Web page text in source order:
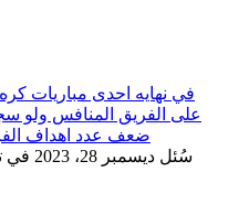
في نهايه احدى مباريات
على الفريق المنافس ولو
ضعف عدد اهداف
سُئل ديسمبر 28، 2023 في